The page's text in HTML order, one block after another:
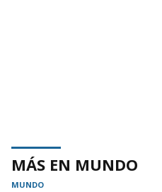
MÁS EN MUNDO
MUNDO